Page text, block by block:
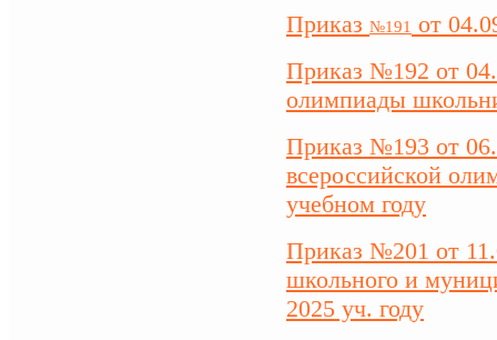
Приказ №191 от
Приказ №192 от
олимпиады
Приказ №193 от
всероссийской
учебном году
Приказ №201 от
школьного и
2025 уч. году